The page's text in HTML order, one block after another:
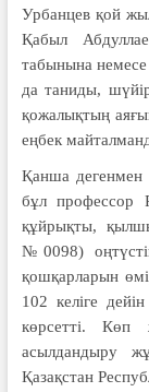
Урбанцев қой
Қабыл
табынына
да таниды,
қожалықтың
еңбек
Қанша
бұл профессор
құйрықты,
№0098)
қошқарларын
102 келіге
көрсетті. Көп
асылдандыру
Қазақстан